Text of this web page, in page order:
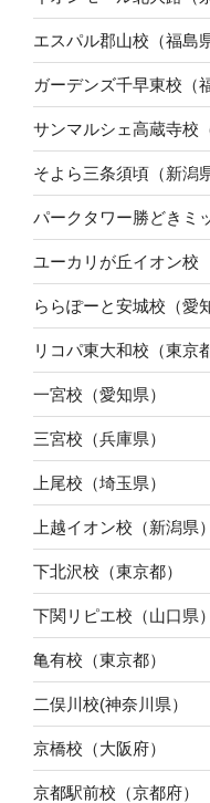
エスパル郡山校（福島
ガーデンズ千早東校（
サンマルシェ高蔵寺校
そよら三条須頃（新潟
パークタワー勝どきミ
ユーカリが丘イオン校
ららぽーと安城校（愛
リコパ東大和校（東京
一宮校（愛知県）
三宮校（兵庫県）
上尾校（埼玉県）
上越イオン校（新潟県）
下北沢校（東京都）
下関リピエ校（山口県）
亀有校（東京都）
二俣川校(神奈川県）
京橋校（大阪府）
京都駅前校（京都府）